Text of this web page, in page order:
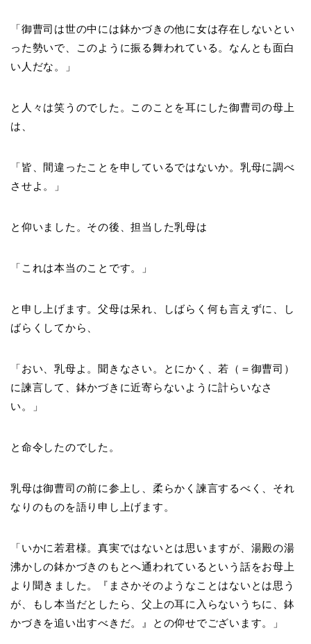
「御曹司は世の中には鉢かづきの他に女は存在しないとい
った勢いで、このように振る舞われている。なんとも面白
い人だな。」
と人々は笑うのでした。このことを耳にした御曹司の母上
は、
「皆、間違ったことを申しているではないか。乳母に調べ
させよ。」
と仰いました。その後、担当した乳母は
「これは本当のことです。」
と申し上げます。父母は呆れ、しばらく何も言えずに、し
ばらくしてから、
「おい、乳母よ。聞きなさい。とにかく、若（＝御曹司）
に諫言して、鉢かづきに近寄らないように計らいなさ
い。」
と命令したのでした。
乳母は御曹司の前に参上し、柔らかく諫言するべく、それ
なりのものを語り申し上げます。
「いかに若君様。真実ではないとは思いますが、湯殿の湯
沸かしの鉢かづきのもとへ通われているという話をお母上
より聞きました。『まさかそのようなことはないとは思う
が、もし本当だとしたら、父上の耳に入らないうちに、鉢
かづきを追い出すべきだ。』との仰せでございます。」